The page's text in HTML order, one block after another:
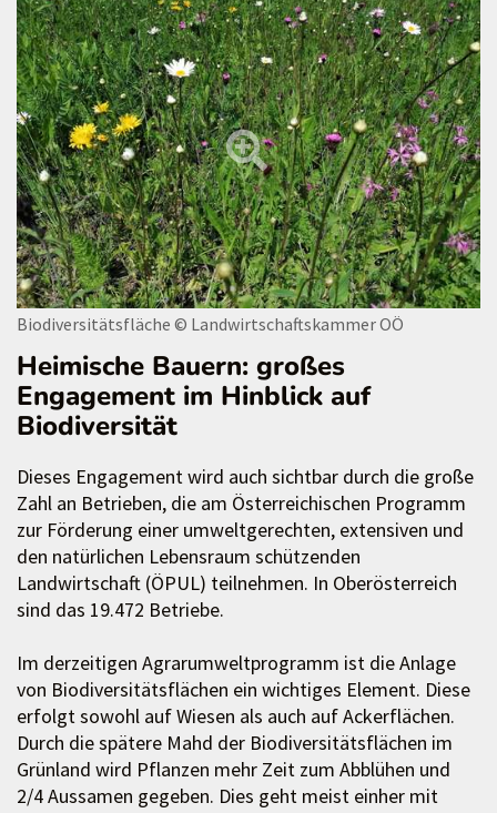
Biodiversitätsfläche © Landwirtschaftskammer OÖ
Heimische Bauern: großes
Engagement im Hinblick auf
Biodiversität
Dieses Engagement wird auch sichtbar durch die große
Zahl an Betrieben, die am Österreichischen Programm
zur Förderung einer umweltgerechten, extensiven und
den natürlichen Lebensraum schützenden
Landwirtschaft (ÖPUL) teilnehmen. In Oberösterreich
sind das 19.472 Betriebe.
Im derzeitigen Agrarumweltprogramm ist die Anlage
von Biodiversitätsflächen ein wichtiges Element. Diese
erfolgt sowohl auf Wiesen als auch auf Ackerflächen.
Durch die spätere Mahd der Biodiversitätsflächen im
Grünland wird Pflanzen mehr Zeit zum Abblühen und
2/4 Aussamen gegeben. Dies geht meist einher mit